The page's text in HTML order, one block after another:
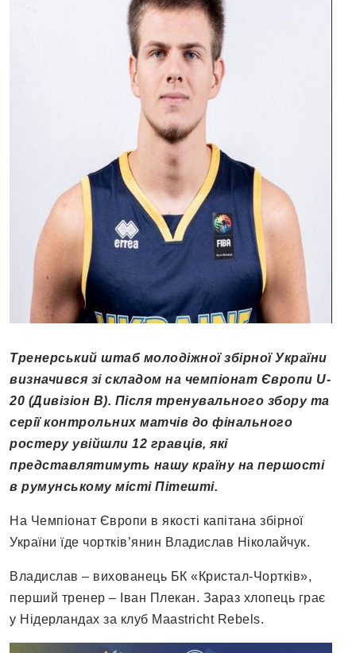
Тренерський штаб молодіжної збірної України
визначився зі складом на чемпіонат Європи U-
20 (Дивізіон В). Після тренувального збору та
серії контрольних матчів до фінального
ростеру увійшли 12 гравців, які
представлятимуть нашу країну на першості
в румунському місті Пітешті.
На Чемпіонат Європи в якості капітана збірної
України їде чортків’янин Владислав Ніколайчук.
Владислав – вихованець БК «Кристал-Чортків»,
перший тренер – Іван Плекан. Зараз хлопець грає
у Нідерландах за клуб Maastricht Rebels.